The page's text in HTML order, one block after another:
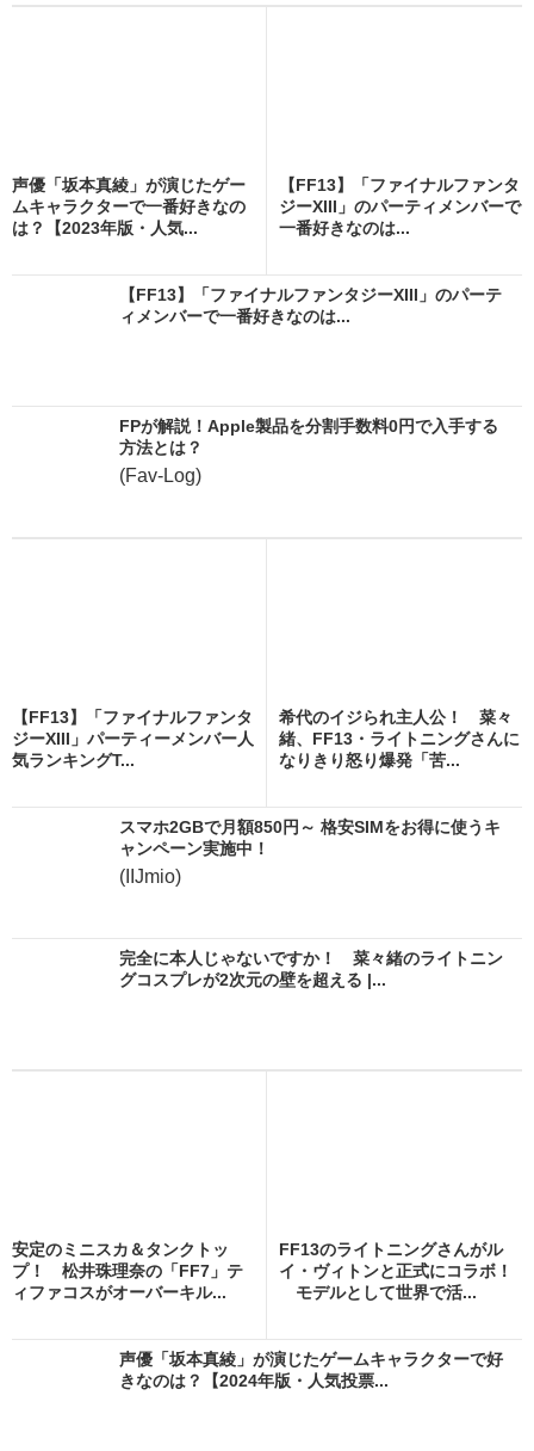
声優「坂本真綾」が演じたゲー
ムキャラクターで一番好きなの
は？【2023年版・人気...
【FF13】「ファイナルファンタ
ジーXIII」のパーティメンバーで
一番好きなのは...
【FF13】「ファイナルファンタジーXIII」のパーテ
ィメンバーで一番好きなのは...
FPが解説！Apple製品を分割手数料0円で入手する
方法とは？
(Fav-Log)
【FF13】「ファイナルファンタ
ジーXIII」パーティーメンバー人
気ランキングT...
希代のイジられ主人公！ 菜々
緒、FF13・ライトニングさんに
なりきり怒り爆発「苦...
スマホ2GBで月額850円～ 格安SIMをお得に使うキ
ャンペーン実施中！
(IIJmio)
完全に本人じゃないですか！ 菜々緒のライトニン
グコスプレが2次元の壁を超える |...
安定のミニスカ＆タンクトッ
プ！ 松井珠理奈の「FF7」テ
ィファコスがオーバーキル...
FF13のライトニングさんがル
イ・ヴィトンと正式にコラボ！
モデルとして世界で活...
声優「坂本真綾」が演じたゲームキャラクターで好
きなのは？【2024年版・人気投票...